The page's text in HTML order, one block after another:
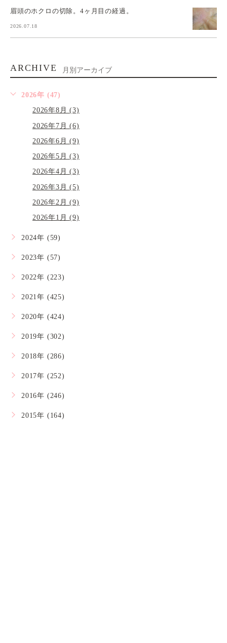
眉頭のホクロの切除。4ヶ月目の経過。
2026.07.18
ARCHIVE 月別アーカイブ
2026年 (47)
2026年8月 (3)
2026年7月 (6)
2026年6月 (9)
2026年5月 (3)
2026年4月 (3)
2026年3月 (5)
2026年2月 (9)
2026年1月 (9)
2024年 (59)
2023年 (57)
2022年 (223)
2021年 (425)
2020年 (424)
2019年 (302)
2018年 (286)
2017年 (252)
2016年 (246)
2015年 (164)